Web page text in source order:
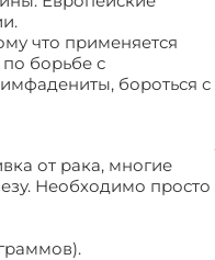
что применяется
борьбе с
бороться с
от рака, многие
Необходимо просто